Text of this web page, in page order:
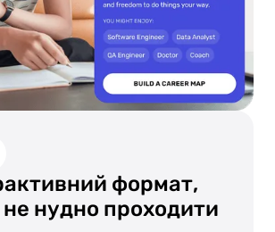
формат,
нудно проходити